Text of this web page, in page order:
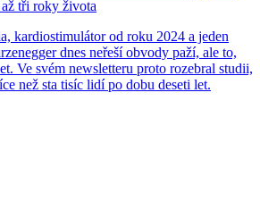
tři roky života
kardiostimulátor od roku 2024 a jeden
dnes neřeší obvody paží, ale to,
Ve svém newsletteru proto rozebral studii,
než sta tisíc lidí po dobu deseti let.